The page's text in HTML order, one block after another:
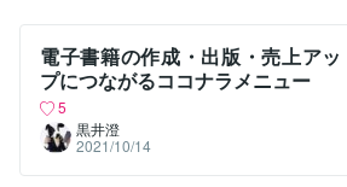
電子書籍の作成・出版・売上アッ
プにつながるココナラメニュー
5
黒井澄
2021/10/14